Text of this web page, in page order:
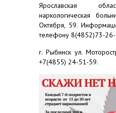
Ярославская
наркологическая
Октября, 59.
телефону 8(4852)73-
г. Рыбинск ул.
+7(4855) 24-51-59.